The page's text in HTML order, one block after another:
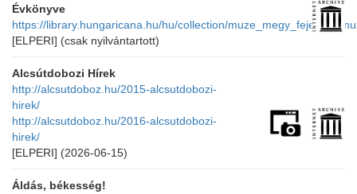
Évkönyve
https://library.hungaricana.hu/hu/collection/
[ELPERI] (csak nyilvántartott)
Alcsútdobozi Hírek
http://alcsutdoboz.hu/2015-alcsutdobozi-
hirek/
http://alcsutdoboz.hu/2016-alcsutdobozi-
hirek/
[ELPERI] (2026-06-15)
Áldás, békesség!